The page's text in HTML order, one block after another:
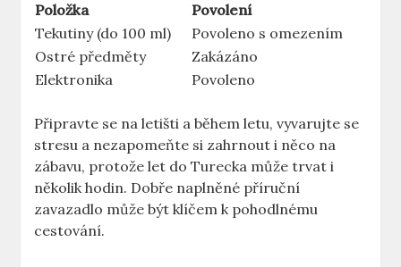
Položka
Povolení
Tekutiny (do 100 ml)
Povoleno s omezením
Ostré předměty
Zakázáno
Elektronika
Povoleno
Připravte se na letišti a během letu, vyvarujte se
stresu a nezapomeňte si zahrnout i něco na
zábavu, protože let do Turecka může trvat i
několik hodin. Dobře naplněné příruční
zavazadlo může být klíčem k pohodlnému
cestování.